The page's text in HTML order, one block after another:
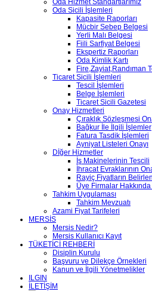
Oda Hizmet Standartlarımız
Oda Sicili İşlemleri
Kapasite Raporları
Mücbir Sebep Belgesi
Yerli Malı Belgesi
Fiili Sarfiyat Belgesi
Ekspertiz Raporları
Oda Kimlik Kartı
Fire,Zayiat,Randıman
Ticaret Sicili İşlemleri
Tescil İşlemleri
Belge İşlemleri
Ticaret Sicili Gazetesi
Onay Hizmetleri
Çıraklık Sözleşmesi
Bağkur İle İlgili İşlemler
Fatura Tasdik İşlemleri
Ayniyat Listeleri Onayı
Dİğer Hizmetler
İş Makinelerinin Tescili
İhracat Evraklarının
Rayiç Fiyatların
Üye Firmalar
Tahkim Uygulaması
Tahkim Mevzuatı
Azami Fiyat Tarifeleri
MERSİS
Mersis Nedir?
Mersis Kullanıcı Kayıt
TÜKETİCİ REHBERİ
Disiplin Kurulu
Başvuru ve Dilekçe Örnekleri
Kanun ve İlgili Yönetmelikler
ILGIN
İLETİŞİM